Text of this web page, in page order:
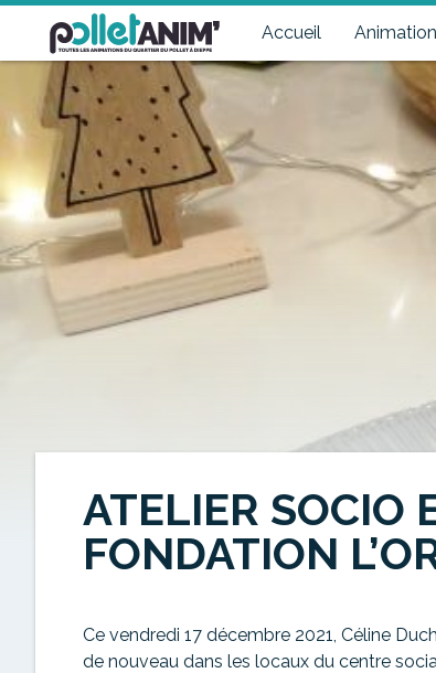
Accueil
Pollet Anim'
Toutes les animations du quartier du Pollet à Dieppe
ATELIER SOCIO
FONDATION
Ce vendredi 17 décembre 2021, Céline
de nouveau dans les locaux du centre